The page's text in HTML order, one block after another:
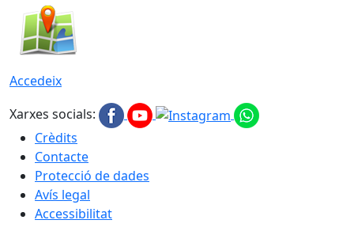
Accedeix
Xarxes socials:
Crèdits
Contacte
Protecció de dades
Avís legal
Accessibilitat